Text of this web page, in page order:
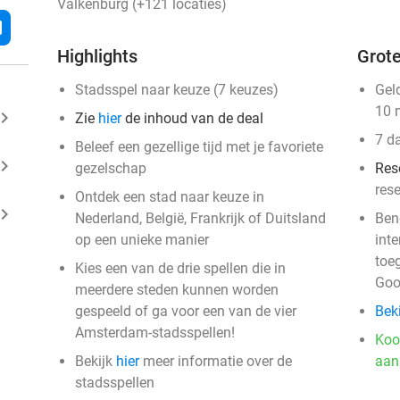
keyboard_arrow_right
keyboard_arrow_right
keyboard_arrow_right
Valkenburg (+121 locaties)
Highlights
Stadsspel naar keuze (7 keuzes)
Zie hierde inhoud van de deal
Beleef een gezellige tijd met je favoriete
gezelschap
Ontdek een stad naar keuze in
Nederland, België, Frankrijk of Duitsland
op een unieke manier
Kies een van de drie spellen die in
meerdere steden kunnen worden
gespeeld of ga voor een van de vier
Amsterdam-stadsspellen!
Bekijk hiermeer informatie over de
stadsspellen
10
7
events
events
events
eventsevents
events
events
events
events
events
events
events
events
events
events
events
events
events
events
events
events
events
events
events
events
events
events
events
events events
events
events
events events
events